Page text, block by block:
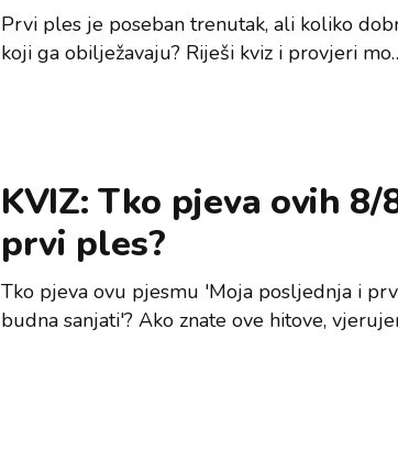
Prvi ples je poseban trenutak, ali koliko
koji ga obilježavaju? Riješi kviz i provjeri
KVIZ: Tko pjeva ovih 8/
prvi ples?
Tko pjeva ovu pjesmu 'Moja posljednja i
budna sanjati'? Ako znate ove hitove,